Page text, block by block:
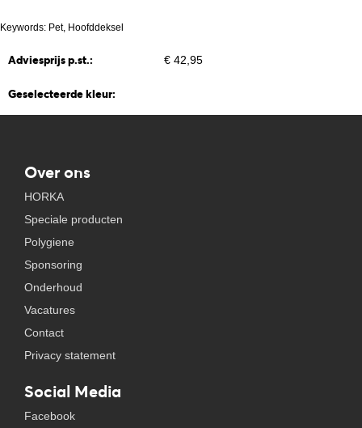
Keywords: Pet, Hoofddeksel
Adviesprijs p.st.: € 42,95
Geselecteerde kleur:
Over ons
HORKA
Speciale producten
Polygiene
Sponsoring
Onderhoud
Vacatures
Contact
Privacy statement
Social Media
Facebook